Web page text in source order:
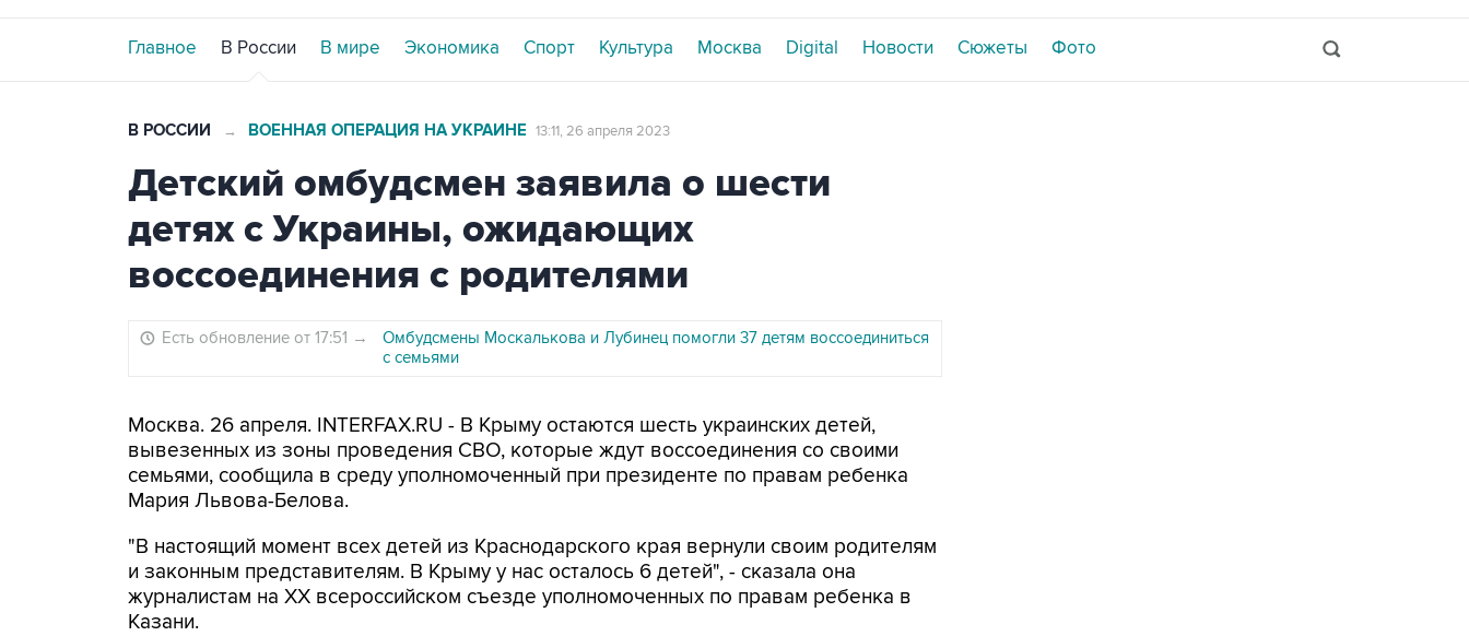
Главное В России В мире Экономика Спорт Культура Москва Digital Новости Сюжеты Фото
В РОССИИ → ВОЕННАЯ ОПЕРАЦИЯ НА УКРАИНЕ 13:11, 26 апреля 2023
Детский омбудсмен заявила о шести
детях с Украины, ожидающих
воссоединения с родителями
Есть обновление от 17:51 →
Омбудсмены Москалькова и Лубинец помогли 37 детям воссоединиться
с семьями
Москва. 26 апреля. INTERFAX.RU - В Крыму остаются шесть украинских детей,
вывезенных из зоны проведения СВО, которые ждут воссоединения со своими
семьями, сообщила в среду уполномоченный при президенте по правам ребенка
Мария Львова-Белова.
"В настоящий момент всех детей из Краснодарского края вернули своим родителям
и законным представителям. В Крыму у нас осталось 6 детей", - сказала она
журналистам на XX всероссийском съезде уполномоченных по правам ребенка в
Казани.